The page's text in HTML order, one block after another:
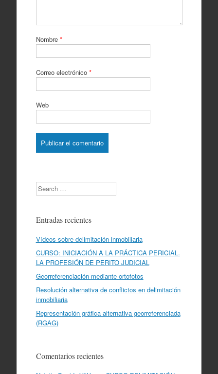
Nombre *
Correo electrónico *
Web
Search
Entradas recientes
Vídeos sobre delimitación inmobiliaria
CURSO: INICIACIÓN A LA PRÁCTICA PERICIAL.
LA PROFESIÓN DE PERITO JUDICIAL
Georreferenciación mediante ortofotos
Resolución alternativa de conflictos en delimitación
inmobiliaria
Representación gráfica alternativa georreferenciada
(RGAG)
Comentarios recientes